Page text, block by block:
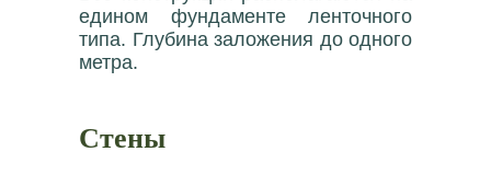
едином фундаменте ленточного
типа. Глубина заложения до одного
метра.
Стены